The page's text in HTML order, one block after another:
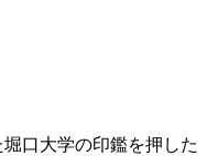
口大学の印鑑を押した